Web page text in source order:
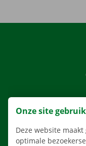
Onze site
Deze website
optimale